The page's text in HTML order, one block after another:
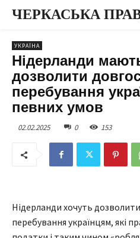
ЧЕРКАСЬКА
УКРАЇНА
Нідерланди
дозволити
перебування
певних умов
02.02.2025 0 153
Нідерланди хочуть
перебування українцям, які